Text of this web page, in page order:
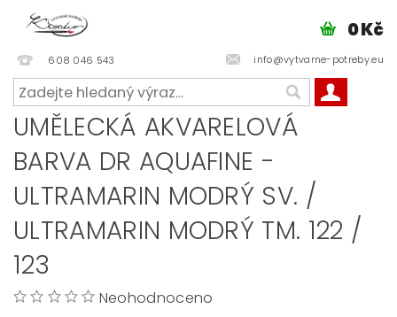
608 046 543 info@vytvarne-potreby.eu
0 Kč
UMĚLECKÁ AKVARELOVÁ
BARVA DR AQUAFINE -
ULTRAMARIN MODRÝ SV. /
ULTRAMARIN MODRÝ TM. 122 /
123
Neohodnoceno